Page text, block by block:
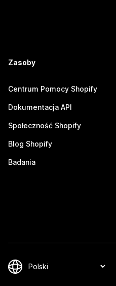
Zasoby
Centrum Pomocy Shopify
Dokumentacja API
Społeczność Shopify
Blog Shopify
Badania